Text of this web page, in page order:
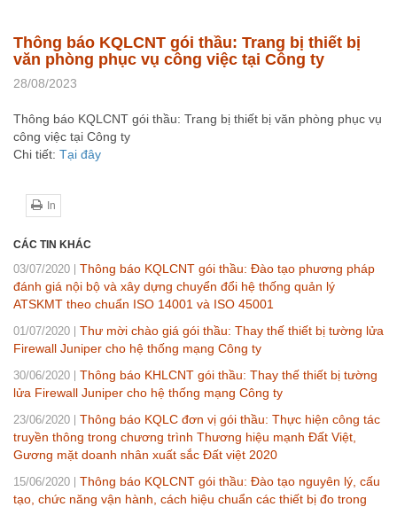
Thông báo KQLCNT gói thầu: Trang bị thiết bị
văn phòng phục vụ công việc tại Công ty
28/08/2023
Thông báo KQLCNT gói thầu: Trang bị thiết bị văn phòng phục vụ
công việc tại Công ty
Chi tiết: Tại đây
In
CÁC TIN KHÁC
03/07/2020
Thông báo KQLCNT gói thầu: Đào tạo phương pháp
đánh giá nội bộ và xây dựng chuyển đổi hệ thống quản lý
ATSKMT theo chuẩn ISO 14001 và ISO 45001
01/07/2020
Thư mời chào giá gói thầu: Thay thế thiết bị tường lửa
Firewall Juniper cho hệ thống mạng Công ty
30/06/2020
Thông báo KHLCNT gói thầu: Thay thế thiết bị tường
lửa Firewall Juniper cho hệ thống mạng Công ty
23/06/2020
Thông báo KQLC đơn vị gói thầu: Thực hiện công tác
truyền thông trong chương trình Thương hiệu mạnh Đất Việt,
Gương mặt doanh nhân xuất sắc Đất việt 2020
15/06/2020
Thông báo KQLCNT gói thầu: Đào tạo nguyên lý, cấu
tạo, chức năng vận hành, cách hiệu chuẩn các thiết bị đo trong